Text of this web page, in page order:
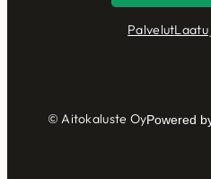
Palvelut
© Aitokaluste OyPowered